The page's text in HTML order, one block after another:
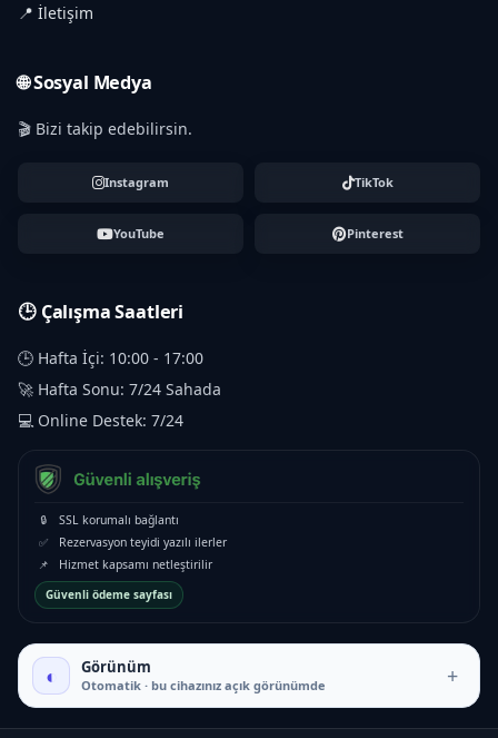
📍 İletişim
🌐 Sosyal Medya
🎬 Bizi takip edebilirsin.
Instagram TikTok
YouTube Pinterest
🕒 Çalışma Saatleri
🕒 Hafta İçi: 10:00 - 17:00
🚀 Hafta Sonu: 7/24 Sahada
💻 Online Destek: 7/24
🔒
SSL korumalı bağlantı
✅
Rezervasyon teyidi yazılı ilerler
📌
Hizmet kapsamı netleştirilir
Güvenli ödeme sayfası
◐ Görünüm
Otomatik · bu cihazınız açık görünümde +